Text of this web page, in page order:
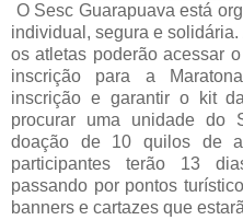
O Sesc Guarapuava está
individual, segura e solidária.
os atletas poderão acessar
inscrição para a
inscrição e garantir o kit
procurar uma unidade do
doação de 10 quilos de
participantes terão 13
passando por pontos
banners e cartazes que